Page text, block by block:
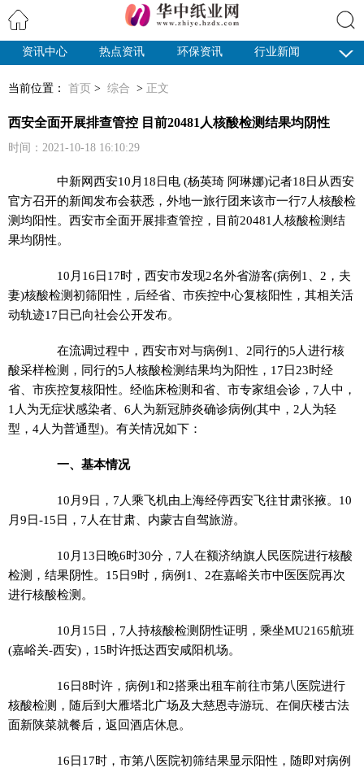
搜索
资讯中心 热点资讯 环保资讯
行业新闻
当前位置： 首页 > 综合 > 正文
西安全面开展排查管控 目前20481人核酸检测结果均阴性
时间：2021-10-18 16:10:29
中新网西安10月18日电 (杨英琦 阿琳娜)记者18日从西安
官方召开的新闻发布会获悉，外地一旅行团来该市一行7人核酸检
测均阳性。西安市全面开展排查管控，目前20481人核酸检测结
果均阴性。
10月16日17时，西安市发现2名外省游客(病例1、2，夫
妻)核酸检测初筛阳性，后经省、市疾控中心复核阳性，其相关活
动轨迹17日已向社会公开发布。
在流调过程中，西安市对与病例1、2同行的5人进行核
酸采样检测，同行的5人核酸检测结果均为阳性，17日23时经
省、市疾控复核阳性。经临床检测和省、市专家组会诊，7人中，
1人为无症状感染者、6人为新冠肺炎确诊病例(其中，2人为轻
型，4人为普通型)。有关情况如下：
一、基本情况
10月9日，7人乘飞机由上海经停西安飞往甘肃张掖。10
月9日-15日，7人在甘肃、内蒙古自驾旅游。
10月13日晚6时30分，7人在额济纳旗人民医院进行核酸
检测，结果阴性。15日9时，病例1、2在嘉峪关市中医医院再次
进行核酸检测。
10月15日，7人持核酸检测阴性证明，乘坐MU2165航班
(嘉峪关-西安)，15时许抵达西安咸阳机场。
16日8时许，病例1和2搭乘出租车前往市第八医院进行
核酸检测，随后到大雁塔北广场及大慈恩寺游玩、在侗庆楼古法
面新陕菜就餐后，返回酒店休息。
16日17时，市第八医院初筛结果显示阳性，随即对病例